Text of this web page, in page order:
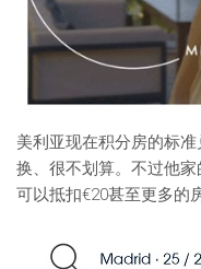
美利亚现在积分房的标
换、很不划算。不过他
可以抵扣€20甚至更多的